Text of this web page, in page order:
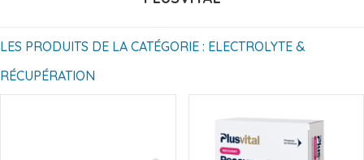
LES PRODUITS DE LA CATÉGORIE : ELECTROLYTE &
RÉCUPÉRATION